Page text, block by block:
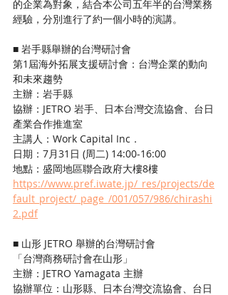
的企業為對象，結合本公司五年半的台灣業務
經驗，分別進行了約一個小時的演講。
■ 岩手縣舉辦的台灣研討會
第1屆海外拓展支援研討會：台灣企業的動向
和未來趨勢
主辦：岩手縣
協辦：JETRO 岩手、日本台灣交流協會、台日
產業合作推進室
主講人：Work Capital Inc．
日期：7月31日 (周二) 14:00-16:00
地點：盛岡地區聯合政府大樓8樓
https://www.pref.iwate.jp/_res/projects/de
fault_project/_page_/001/057/986/chirashi
2.pdf
■ 山形 JETRO 舉辦的台灣研討會
「台灣商務研討會在山形」
主辦：JETRO Yamagata 主辦
協辦單位：山形縣、日本台灣交流協會、台日